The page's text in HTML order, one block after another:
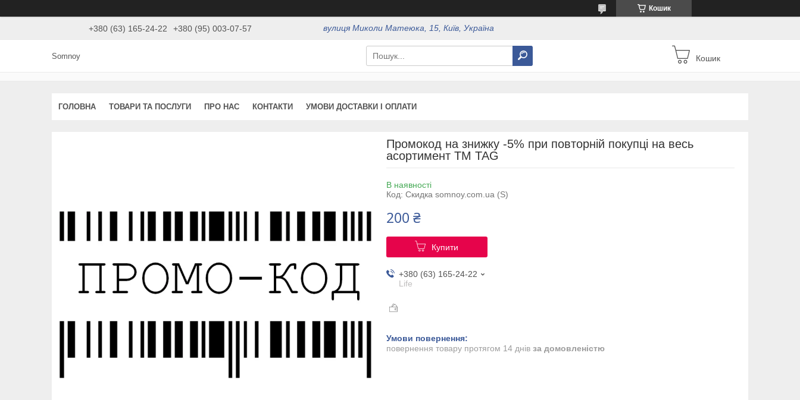
Кошик
+380 (63) 165-24-22 +380 (95) 003-07-57 вулиця Миколи Матеюка, 15, Київ, Україна
Somnoy Кошик
ГОЛОВНА ТОВАРИ ТА ПОСЛУГИ ПРО НАС КОНТАКТИ УМОВИ ДОСТАВКИ І ОПЛАТИ
Промокод на знижку -5% при повторній покупці на весь
асортимент ТМ TAG
В наявності
Код: Скидка somnoy.com.ua (S)
200 ₴
Купити
+380 (63) 165-24-22
Life
повернення товару протягом 14 днів за домовленістю